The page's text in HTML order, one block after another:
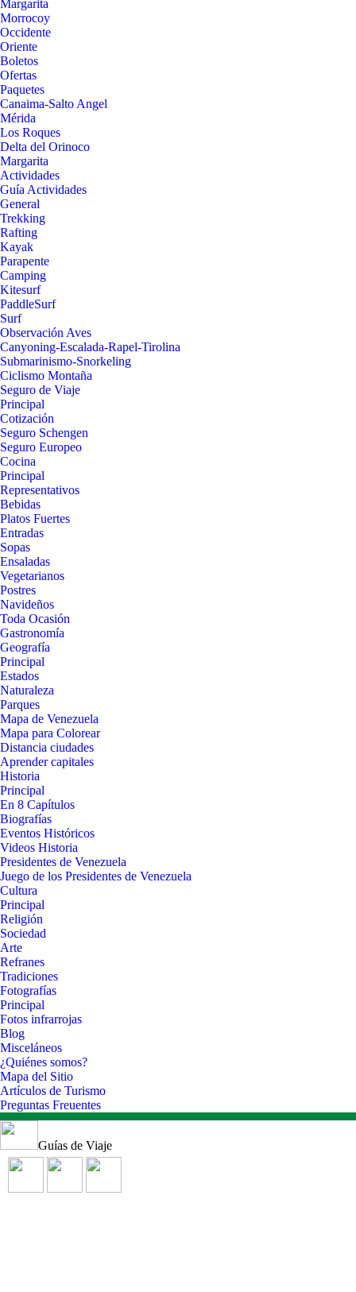
Margarita
Morrocoy
Occidente
Oriente
Boletos
Ofertas
Paquetes
Canaima-Salto Angel
Mérida
Los Roques
Delta del Orinoco
Margarita
Actividades
Guía Actividades
General
Trekking
Rafting
Kayak
Parapente
Camping
Kitesurf
PaddleSurf
Surf
Observación Aves
Canyoning-Escalada-Rapel-Tirolina
Submarinismo-Snorkeling
Ciclismo Montaña
Seguro de Viaje
Principal
Cotización
Seguro Schengen
Seguro Europeo
Cocina
Principal
Representativos
Bebidas
Platos Fuertes
Entradas
Sopas
Ensaladas
Vegetarianos
Postres
Navideños
Toda Ocasión
Gastronomía
Geografía
Principal
Estados
Naturaleza
Parques
Mapa de Venezuela
Mapa para Colorear
Distancia ciudades
Aprender capitales
Historia
Principal
En 8 Capítulos
Biografías
Eventos Históricos
Videos Historia
Presidentes de Venezuela
Juego de los Presidentes de Venezuela
Cultura
Principal
Religión
Sociedad
Arte
Refranes
Tradiciones
Fotografías
Principal
Fotos infrarrojas
Blog
Misceláneos
¿Quiénes somos?
Mapa del Sitio
Artículos de Turismo
Preguntas Freuentes
Guías de Viaje